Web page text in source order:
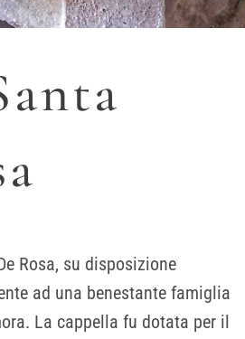
Rosa, su disposizione
ad una benestante famiglia
La cappella fu dotata per il